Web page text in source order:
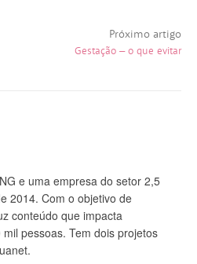
Próximo artigo
Gestação – o que evitar
e uma empresa do setor 2,5
2014. Com o objetivo de
conteúdo que impacta
pessoas. Tem dois projetos